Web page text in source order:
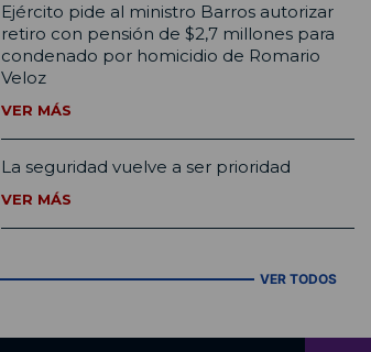
Ejército pide al ministro Barros autorizar
retiro con pensión de $2,7 millones para
condenado por homicidio de Romario
Veloz
VER MÁS
La seguridad vuelve a ser prioridad
VER MÁS
VER TODOS